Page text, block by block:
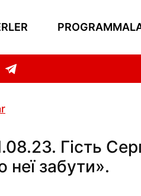
Гість
забути».